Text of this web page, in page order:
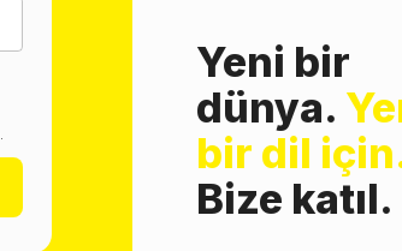
Yeni bir
dünya.
bir dil
Bize katıl.